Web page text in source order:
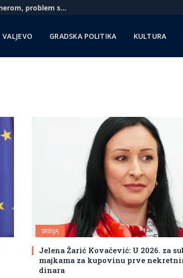
Aerodrom u Nišu: Pratimo situaciju sa Rajanerom, problem sa gorivom zbog sankcija NIS-u
VALJEVO GRADSKA POLITIKA KULTURA
SRBIJA
Jelena Žarić Kovačević: U 2026. za
majkama za kupovinu prve
dinara